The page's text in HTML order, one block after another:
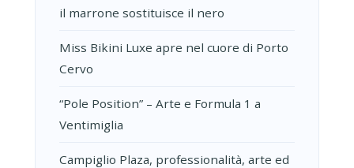
il marrone sostituisce il nero
Miss Bikini Luxe apre nel cuore di Porto
Cervo
“Pole Position” – Arte e Formula 1 a
Ventimiglia
Campiglio Plaza, professionalità, arte ed